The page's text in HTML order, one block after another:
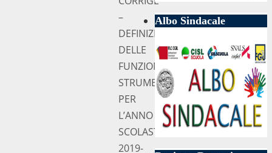
–
DEFINIZIONE
DELLE
FUNZIONI
STRUMENTALI
PER
L’ANNO
SCOLASTICO
2019-
Albo Sindacale